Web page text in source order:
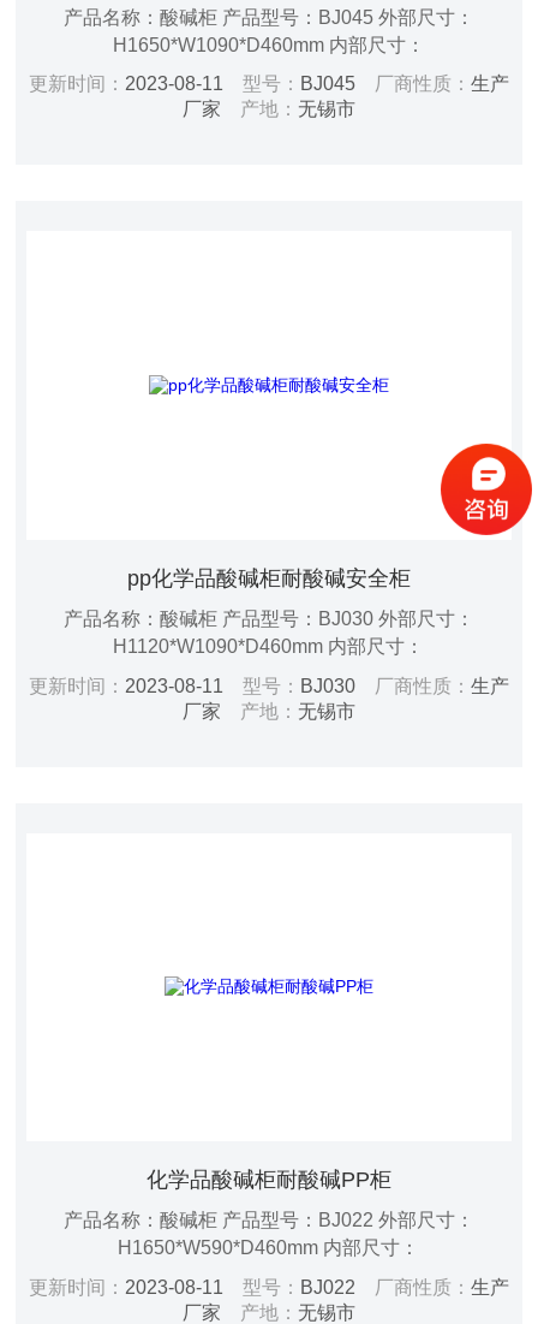
产品名称：酸碱柜 产品型号：BJ045 外部尺寸：
H1650*W1090*D460mm 内部尺寸：
h1550*w1074*d444mm 层板尺寸：
W1064*D424*H50mm 容积：45/170（加仑/升） 重量：
更新时间： 2023-08-11 型号： BJ045厂商性质： 生产
厂家 产地： 无锡市
pp化学品酸碱柜耐酸碱安全柜
产品名称：酸碱柜 产品型号：BJ030 外部尺寸：
H1120*W1090*D460mm 内部尺寸：
H1045*W1074*D444mm 层板尺寸：
W1064*D424*H50mm 容积：30/114（加仑/升） 重量：
更新时间： 2023-08-11 型号： BJ030厂商性质： 生产
厂家 产地： 无锡市
化学品酸碱柜耐酸碱PP柜
产品名称：酸碱柜 产品型号：BJ022 外部尺寸：
H1650*W590*D460mm 内部尺寸：
H1495*W480*D437mm 容积：22/46（加仑/升） 重量：
33kg 开门方式：手动 层板：三板可调 门型：单门 锁具：
更新时间： 2023-08-11 型号： BJ022 厂商性质： 生产
厂家 产地： 无锡市